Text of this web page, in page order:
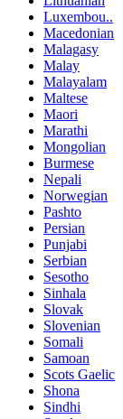
Luxembou..
Macedonian
Malagasy
Malay
Malayalam
Maltese
Maori
Marathi
Mongolian
Burmese
Nepali
Norwegian
Pashto
Persian
Punjabi
Serbian
Sesotho
Sinhala
Slovak
Slovenian
Somali
Samoan
Scots Gaelic
Shona
Sindhi